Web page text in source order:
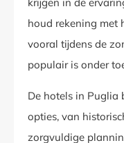
krijgen in de
houd rekening met
vooral tijdens de
populair is onder
De hotels in Puglia
opties, van
zorgvuldige